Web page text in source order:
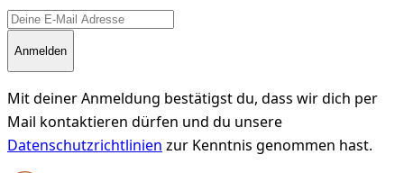
Anmelden
Mit deiner Anmeldung bestätigst du, dass wir dich per
Mail kontaktieren dürfen und du unsere
Datenschutzrichtlinien zur Kenntnis genommen hast.